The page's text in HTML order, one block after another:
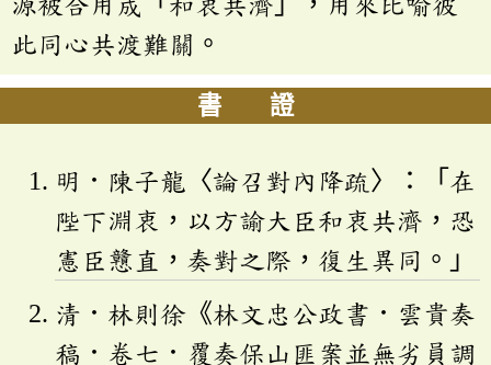
此同心共渡難關。
書 證
明．陳子龍〈論召對內降疏〉：「在
陛下淵衷，以方諭大臣和衷共濟，恐
憲臣戇直，奏對之際，復生異同。」
清．林則徐《林文忠公政書．雲貴奏
稿．卷七．覆奏保山匪案並無劣員調